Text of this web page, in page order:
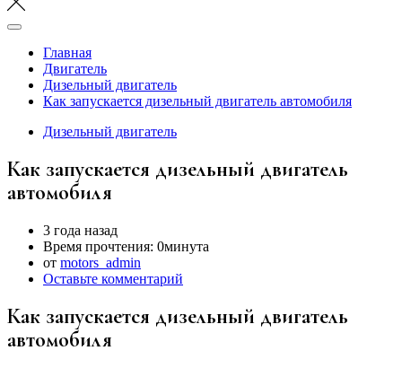
Главная
Двигатель
Дизельный двигатель
Как запускается дизельный двигатель автомобиля
Дизельный двигатель
Как запускается дизельный двигатель
автомобиля
3 года назад
Время прочтения: 0минута
от motors_admin
Оставьте комментарий
Как запускается дизельный двигатель
автомобиля